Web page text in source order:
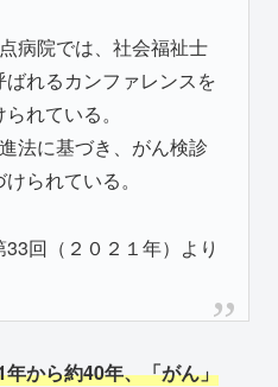
病院では、社会福祉士
れるカンファレンスを
れている。
法に基づき、がん検診
られている。
回（２０２１年）より
から約40年、「がん」